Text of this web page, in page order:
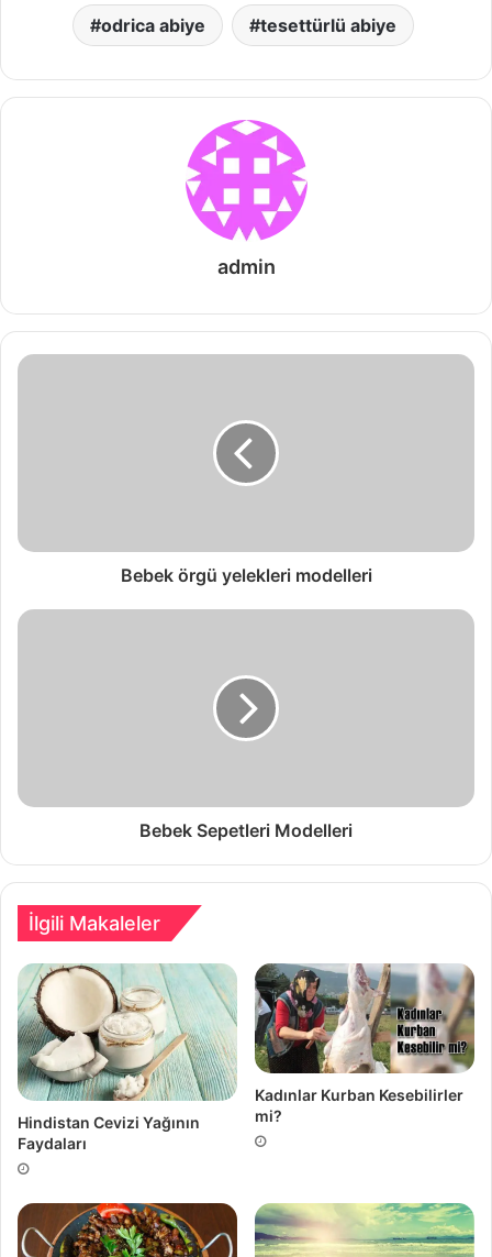
odrica abiye tesettürlü abiye
admin
Bebek örgü yelekleri modelleri
Bebek Sepetleri Modelleri
İlgili Makaleler
Hindistan Cevizi Yağının
Faydaları
Kadınlar Kurban Kesebilirler
mi?